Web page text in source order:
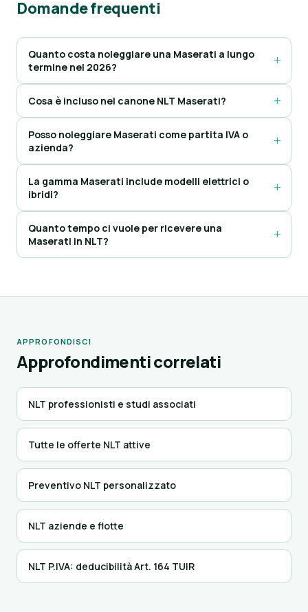
Domande frequenti
Quanto costa noleggiare una Maserati a lungo
termine nel 2026?
Cosa è incluso nel canone NLT Maserati?
Posso noleggiare Maserati come partita IVA o
azienda?
La gamma Maserati include modelli elettrici o
ibridi?
Quanto tempo ci vuole per ricevere una
Maserati in NLT?
APPROFONDISCI
Approfondimenti correlati
NLT professionisti e studi associati
Tutte le offerte NLT attive
Preventivo NLT personalizzato
NLT aziende e flotte
NLT P.IVA: deducibilità Art. 164 TUIR